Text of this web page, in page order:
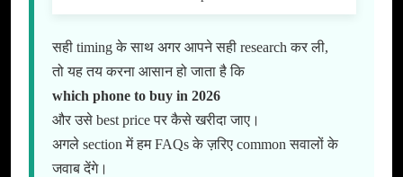
सही timing के साथ अगर आपने सही research कर ली,
तो यह तय करना आसान हो जाता है कि
which phone to buy in 2026
और उसे best price पर कैसे खरीदा जाए।
अगले section में हम FAQs के ज़रिए common सवालों के
जवाब देंगे।